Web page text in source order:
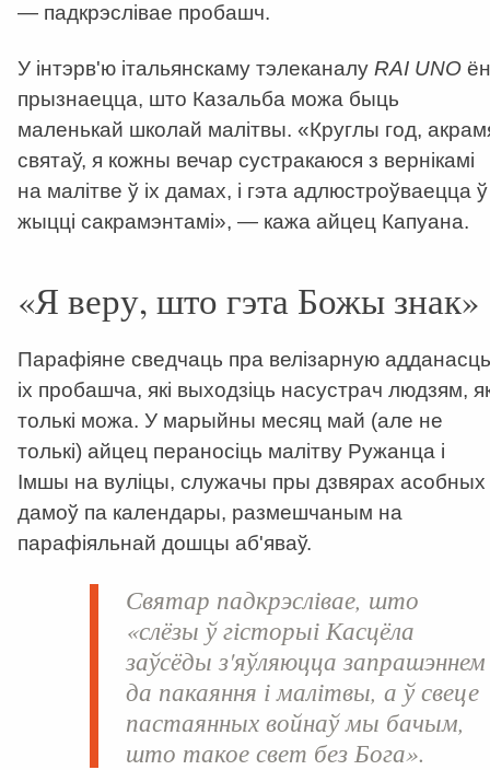
— падкрэслівае пробашч.
У інтэрв'ю італьянскаму тэлеканалу RAI UNO ён
прызнаецца, што Казальба можа быць
маленькай школай малітвы. «Круглы год,
святаў, я кожны вечар сустракаюся з вернікамі
на малітве ў іх дамах, і гэта адлюстроўваецца ў
жыцці сакрамэнтамі», — кажа айцец Капуана.
«Я веру, што гэта Божы знак»
Парафіяне сведчаць пра велізарную адданасць
іх пробашча, які выходзіць насустрач людзям,
толькі можа. У марыйны месяц май (але не
толькі) айцец пераносіць малітву Ружанца і
Імшы на вуліцы, служачы пры дзвярах асобных
дамоў па календары, размешчаным на
парафіяльнай дошцы аб'яваў.
Святар падкрэслівае, што
«слёзы ў гісторыі Касцёла
заўсёды з'яўляюцца запрашэннем
да пакаяння і малітвы, а ў свеце
пастаянных войнаў мы бачым,
што такое свет без Бога».